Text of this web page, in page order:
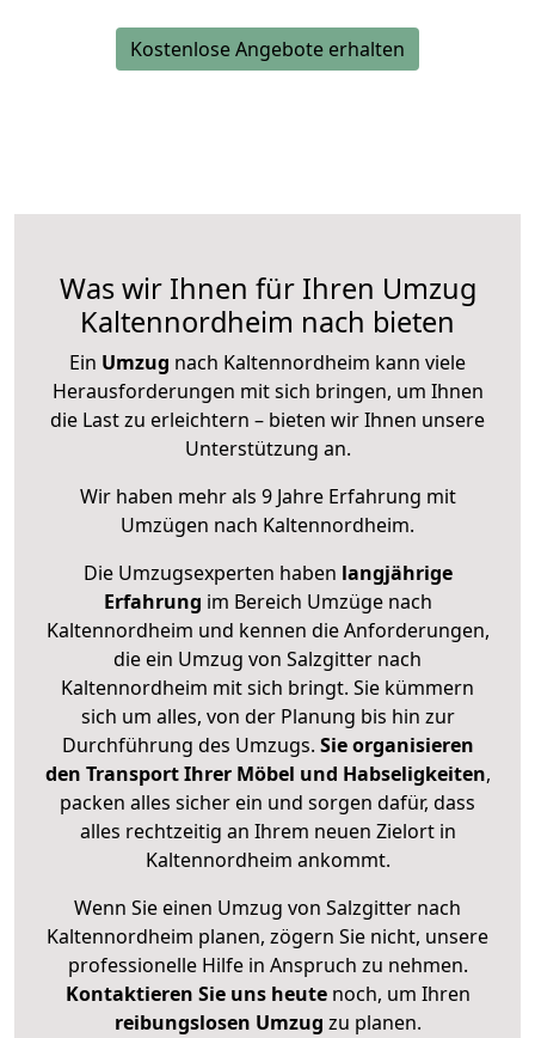
Kostenlose Angebote erhalten
Was wir Ihnen für Ihren Umzug
Kaltennordheim nach bieten
Ein Umzug nach Kaltennordheim kann viele
Herausforderungen mit sich bringen, um Ihnen
die Last zu erleichtern – bieten wir Ihnen unsere
Unterstützung an.
Wir haben mehr als 9 Jahre Erfahrung mit
Umzügen nach Kaltennordheim.
Die Umzugsexperten haben langjährige
Erfahrung im Bereich Umzüge nach
Kaltennordheim und kennen die Anforderungen,
die ein Umzug von Salzgitter nach
Kaltennordheim mit sich bringt. Sie kümmern
sich um alles, von der Planung bis hin zur
Durchführung des Umzugs. Sie organisieren
den Transport Ihrer Möbel und Habseligkeiten,
packen alles sicher ein und sorgen dafür, dass
alles rechtzeitig an Ihrem neuen Zielort in
Kaltennordheim ankommt.
Wenn Sie einen Umzug von Salzgitter nach
Kaltennordheim planen, zögern Sie nicht, unsere
professionelle Hilfe in Anspruch zu nehmen.
Kontaktieren Sie uns heutenoch, um Ihren
reibungslosen Umzug zu planen.